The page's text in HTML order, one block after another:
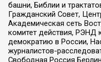
башни, Библии и
Гражданский Совет,
Академическая сеть
комитет действия, РЭНД
демократию в России,
журналистов-
Свободная Россия